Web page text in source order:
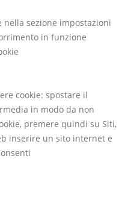
nella sezione impostazioni
in funzione
cookie: spostare il
in modo da non
premere quindi su Siti,
inserire un sito internet e